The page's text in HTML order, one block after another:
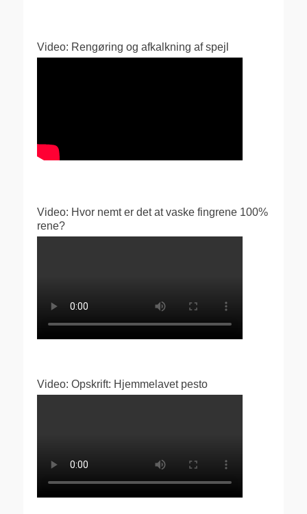
Video: Rengøring og afkalkning af spejl
Video: Hvor nemt er det at vaske fingrene 100%
rene?
Video: Opskrift: Hjemmelavet pesto